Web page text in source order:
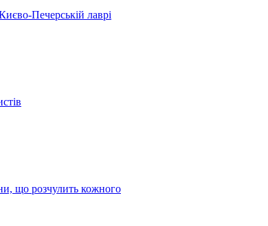
Печерській лаврі
що розчулить кожного